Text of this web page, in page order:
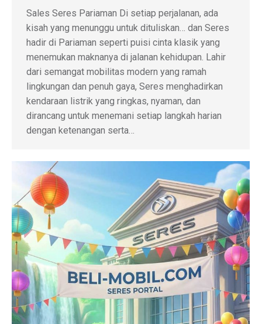
Sales Seres Pariaman Di setiap perjalanan, ada
kisah yang menunggu untuk dituliskan… dan Seres
hadir di Pariaman seperti puisi cinta klasik yang
menemukan maknanya di jalanan kehidupan. Lahir
dari semangat mobilitas modern yang ramah
lingkungan dan penuh gaya, Seres menghadirkan
kendaraan listrik yang ringkas, nyaman, dan
dirancang untuk menemani setiap langkah harian
dengan ketenangan serta…